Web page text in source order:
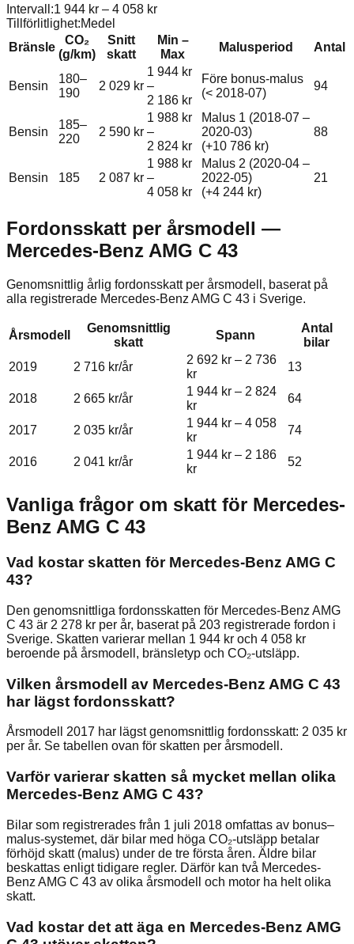
Intervall:1 944 kr – 4 058 kr
Tillförlitlighet:Medel
Bränsle
CO₂
(g/km)
Snitt
skatt
Min –
Max
Malusperiod Antal
Bensin
180–
190
2 029 kr
1 944 kr
–
2 186 kr
Före bonus-malus
(< 2018-07)
94
Bensin
185–
220
2 590 kr
1 988 kr
–
2 824 kr
Malus 1 (2018-07 –
2020-03)
(+10 786 kr)
88
Bensin 185 2 087 kr
1 988 kr
–
4 058 kr
Malus 2 (2020-04 –
2022-05)
(+4 244 kr)
21
Fordonsskatt per årsmodell —
Mercedes-Benz AMG C 43
Genomsnittlig årlig fordonsskatt per årsmodell, baserat på
alla registrerade Mercedes-Benz AMG C 43 i Sverige.
Årsmodell
Genomsnittlig
skatt
Spann
Antal
bilar
2019
2 716 kr/år
2 692 kr – 2 736
kr
13
2018 2 665 kr/år
1 944 kr – 2 824
kr
64
2017 2 035 kr/år
1 944 kr – 4 058
kr
74
2016 2 041 kr/år
1 944 kr – 2 186
kr
52
Vanliga frågor om skatt för Mercedes-
Benz AMG C 43
Vad kostar skatten för Mercedes-Benz AMG C
43?
Den genomsnittliga fordonsskatten för Mercedes-Benz AMG
C 43 är 2 278 kr per år, baserat på 203 registrerade fordon i
Sverige. Skatten varierar mellan 1 944 kr och 4 058 kr
beroende på årsmodell, bränsletyp och CO₂-utsläpp.
Vilken årsmodell av Mercedes-Benz AMG C 43
har lägst fordonsskatt?
Årsmodell 2017 har lägst genomsnittlig fordonsskatt: 2 035 kr
per år. Se tabellen ovan för skatten per årsmodell.
Varför varierar skatten så mycket mellan olika
Mercedes-Benz AMG C 43?
Bilar som registrerades från 1 juli 2018 omfattas av bonus–
malus-systemet, där bilar med höga CO₂-utsläpp betalar
förhöjd skatt (malus) under de tre första åren. Äldre bilar
beskattas enligt tidigare regler. Därför kan två Mercedes-
Benz AMG C 43 av olika årsmodell och motor ha helt olika
skatt.
Vad kostar det att äga en Mercedes-Benz AMG